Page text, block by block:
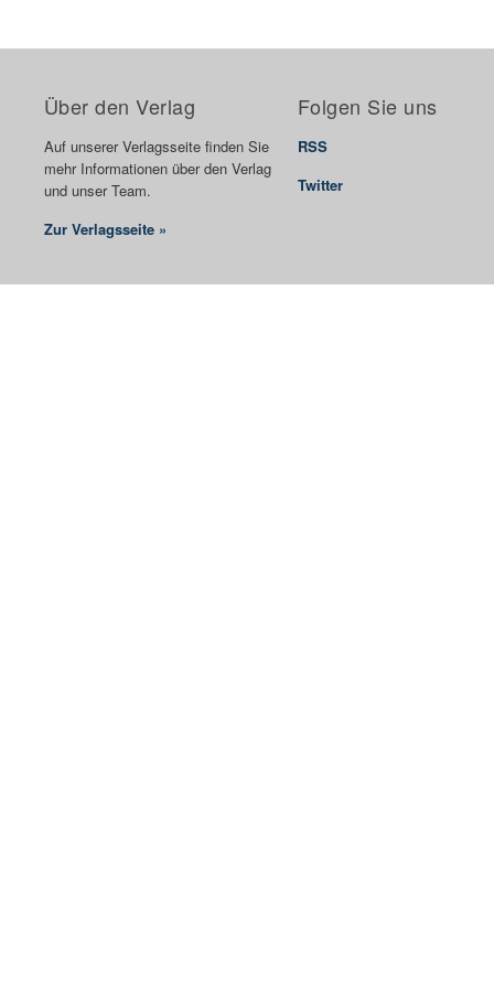
Über den Verlag
Auf unserer Verlagsseite finden Sie
mehr Informationen über den Verlag
und unser Team.
Zur Verlagsseite »
Folgen Sie uns
RSS
Twitter